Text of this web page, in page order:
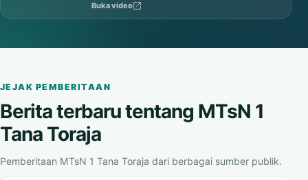
Buka video
JEJAK PEMBERITAAN
Berita terbaru tentang MTsN 1
Tana Toraja
Pemberitaan MTsN 1 Tana Toraja dari berbagai sumber publik.